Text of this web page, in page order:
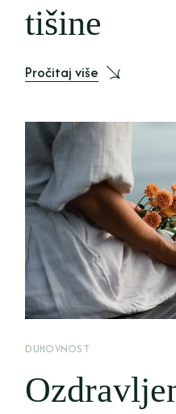
tišine
Pročitaj više
DUHOVNOST